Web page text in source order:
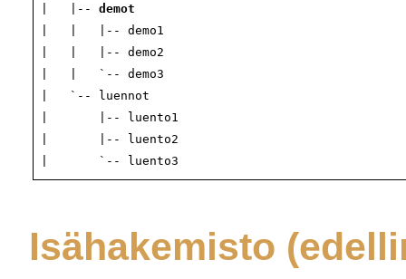
|   |-- demot
|   |   |-- demo1
|   |   |-- demo2
|   |   `-- demo3
|   `-- luennot
|       |-- luento1
|       |-- luento2
Isähakemisto